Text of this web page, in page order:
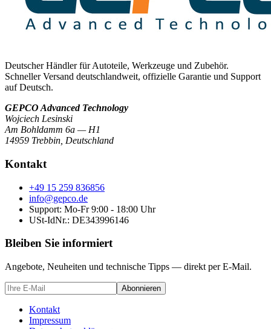
Deutscher Händler für Autoteile, Werkzeuge und Zubehör.
Schneller Versand deutschlandweit, offizielle Garantie und Support
auf Deutsch.
GEPCO Advanced Technology
Wojciech Lesinski
Am Bohldamm 6a — H1
14959 Trebbin Deutschland
Kontakt
+49 15 259 836856
info@gepco.de
Support: Mo-Fr 9:00 - 18:00 Uhr
USt-IdNr.: DE343996146
Bleiben Sie informiert
Angebote, Neuheiten und technische Tipps — direkt per E-Mail.
Abonnieren
Kontakt
Impressum